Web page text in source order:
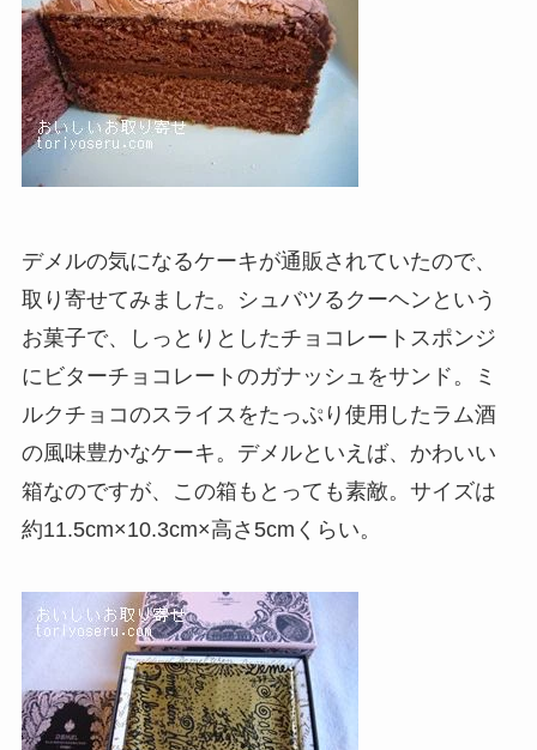
デメルの気になるケーキが通販されていたので、
取り寄せてみました。シュバツるクーヘンという
お菓子で、しっとりとしたチョコレートスポンジ
にビターチョコレートのガナッシュをサンド。ミ
ルクチョコのスライスをたっぷり使用したラム酒
の風味豊かなケーキ。デメルといえば、かわいい
箱なのですが、この箱もとっても素敵。サイズは
約11.5cm×10.3cm×高さ5cmくらい。